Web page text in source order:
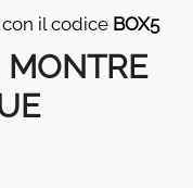
con il codice BOX5
MONTRE